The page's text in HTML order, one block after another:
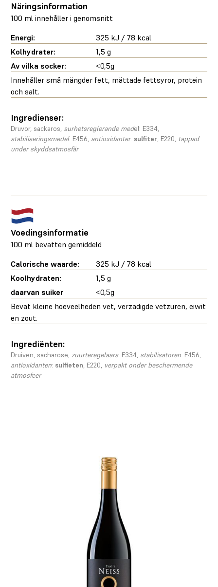
Näringsinformation
100 ml innehåller i genomsnitt
Energi:
325 kJ / 78 kcal
Kolhydrater:
1,5 g
Av vilka socker:
<0,5g
Innehåller små mängder fett, mättade fettsyror, protein
och salt.
Ingredienser:
Druvor, sackaros, surhetsreglerande medel: E334,
stabiliseringsmedel: E456, antioxidanter: sulfiter, E220, tappad
under skyddsatmosfär
Voedingsinformatie
100 ml bevatten gemiddeld
Calorische waarde:
325 kJ / 78 kcal
Koolhydraten:
1,5 g
daarvan suiker
<0,5g
Bevat kleine hoeveelheden vet, verzadigde vetzuren, eiwit
en zout.
Ingrediënten:
Druiven, sacharose,zuurteregelaars: E334, stabilisatoren: E456,
antioxidanten: sulfieten, E220, verpakt onder beschermende
atmosfeer